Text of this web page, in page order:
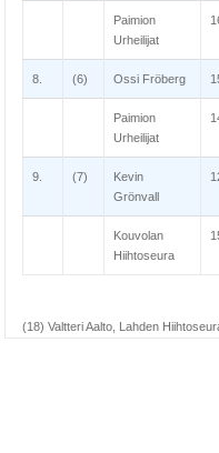
Paimion
Urheilijat
8. (6) Ossi Fröberg
Paimion
Urheilijat
9. (7)
Kevin
Grönvall
Kouvolan
Hiihtoseura
(18) Valtteri Aalto, Lahden